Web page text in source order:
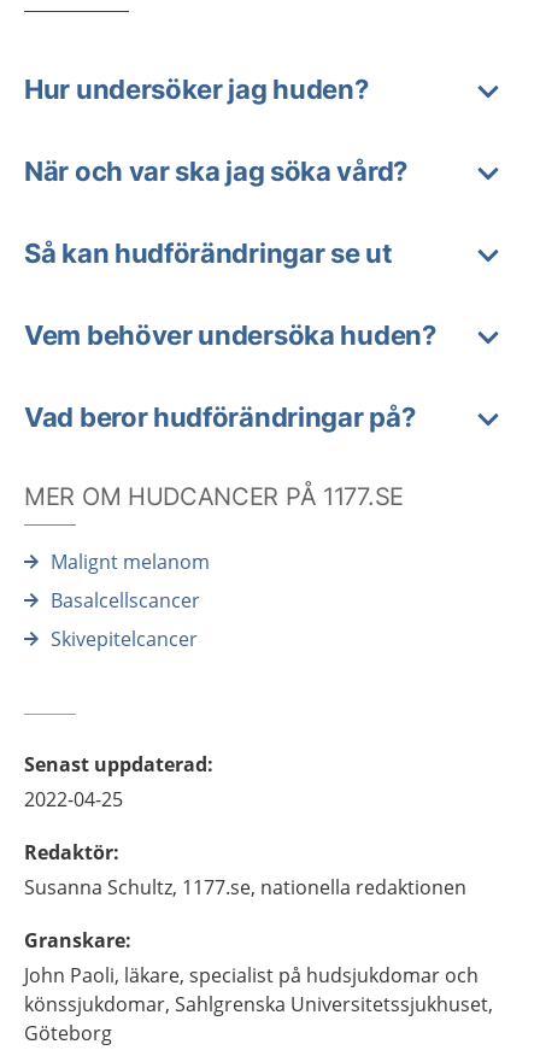
Hur undersöker jag huden?
När och var ska jag söka vård?
Så kan hudförändringar se ut
Vem behöver undersöka huden?
Vad beror hudförändringar på?
MER OM HUDCANCER PÅ 1177.SE
Malignt melanom
Basalcellscancer
Skivepitelcancer
Senast uppdaterad:
2022-04-25
Redaktör:
Susanna Schultz, 1177.se, nationella redaktionen
Granskare:
John Paoli, läkare, specialist på hudsjukdomar och
könssjukdomar, Sahlgrenska Universitetssjukhuset,
Göteborg